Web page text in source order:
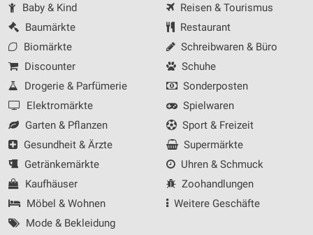
Baby & Kind
Baumärkte
Biomärkte
Discounter
Drogerie & Parfümerie
Elektromärkte
Garten & Pflanzen
Gesundheit & Ärzte
Getränkemärkte
Kaufhäuser
Möbel & Wohnen
Mode & Bekleidung
Reisen & Tourismus
Restaurant
Schreibwaren & Büro
Schuhe
Sonderposten
Spielwaren
Sport & Freizeit
Supermärkte
Uhren & Schmuck
Zoohandlungen
Weitere Geschäfte